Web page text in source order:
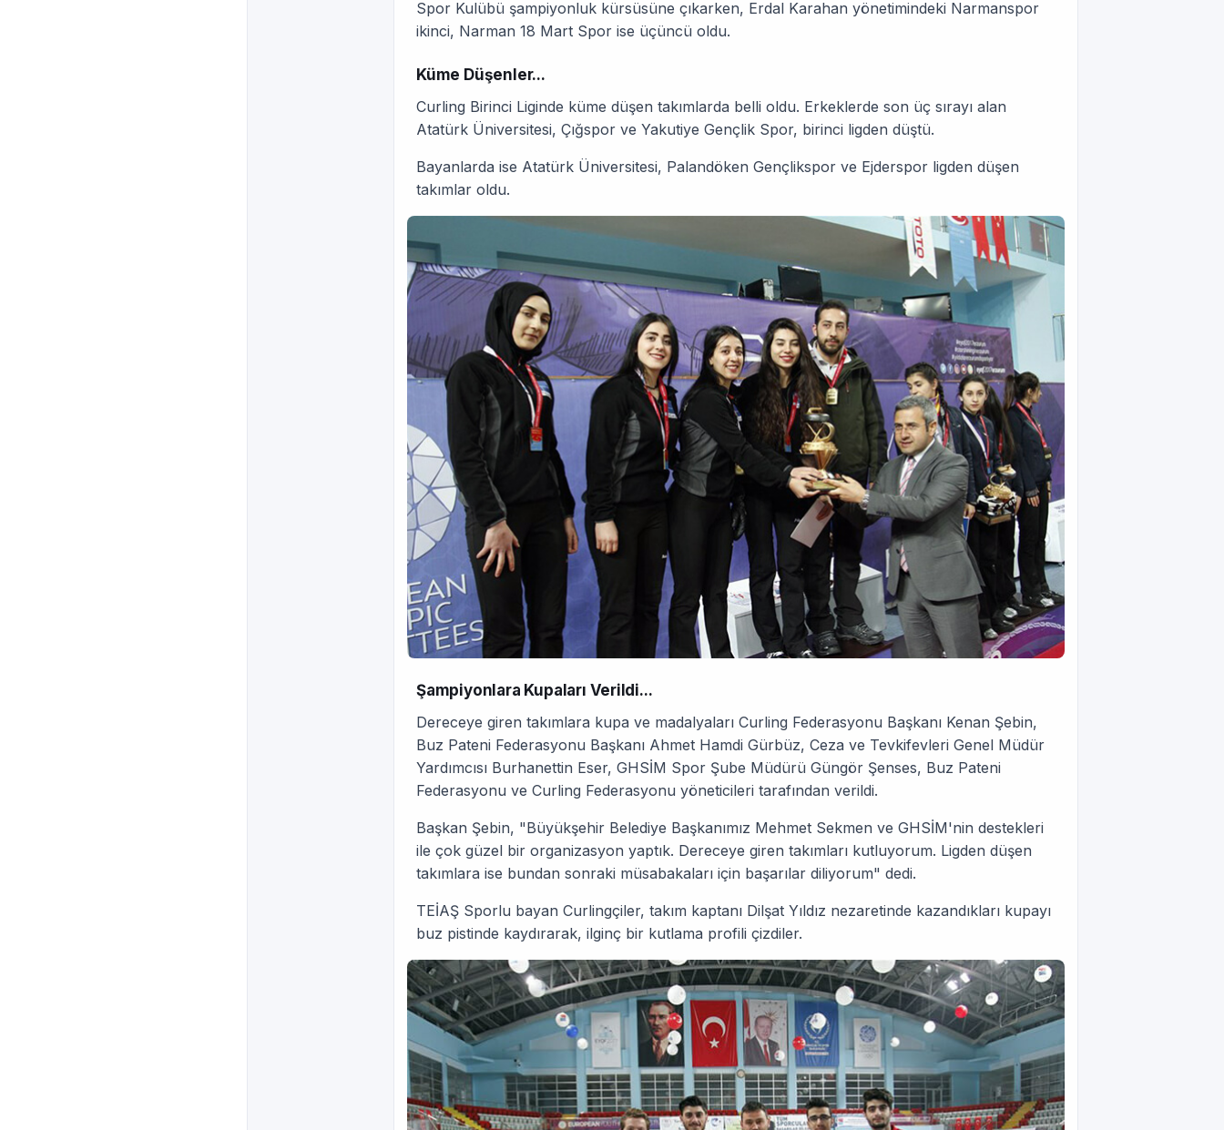
Spor Kulübü şampiyonluk kürsüsüne çıkarken, Erdal Karahan yönetimindeki Narmanspor
ikinci, Narman 18 Mart Spor ise üçüncü oldu.
Küme Düşenler...
Curling Birinci Liginde küme düşen takımlarda belli oldu. Erkeklerde son üç sırayı alan
Atatürk Üniversitesi, Çığspor ve Yakutiye Gençlik Spor, birinci ligden düştü.
Bayanlarda ise Atatürk Üniversitesi, Palandöken Gençlikspor ve Ejderspor ligden düşen
takımlar oldu.
Şampiyonlara Kupaları Verildi...
Dereceye giren takımlara kupa ve madalyaları Curling Federasyonu Başkanı Kenan Şebin,
Buz Pateni Federasyonu Başkanı Ahmet Hamdi Gürbüz, Ceza ve Tevkifevleri Genel Müdür
Yardımcısı Burhanettin Eser, GHSİM Spor Şube Müdürü Güngör Şenses, Buz Pateni
Federasyonu ve Curling Federasyonu yöneticileri tarafından verildi.
Başkan Şebin, "Büyükşehir Belediye Başkanımız Mehmet Sekmen ve GHSİM'nin destekleri
ile çok güzel bir organizasyon yaptık. Dereceye giren takımları kutluyorum. Ligden düşen
takımlara ise bundan sonraki müsabakaları için başarılar diliyorum" dedi.
TEİAŞ Sporlu bayan Curlingçiler, takım kaptanı Dilşat Yıldız nezaretinde kazandıkları kupayı
buz pistinde kaydırarak, ilginç bir kutlama profili çizdiler.